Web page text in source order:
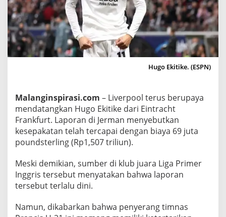
i
k
a
n
o
s
a
s
a
Hugo Ekitike. (ESPN)
Malanginspirasi.com – Liverpool terus berupaya
mendatangkan Hugo Ekitike dari Eintracht
Frankfurt. Laporan di Jerman menyebutkan
kesepakatan telah tercapai dengan biaya 69 juta
poundsterling (Rp1,507 triliun).
Meski demikian, sumber di klub juara Liga Primer
Inggris tersebut menyatakan bahwa laporan
tersebut terlalu dini.
Namun, dikabarkan bahwa penyerang timnas